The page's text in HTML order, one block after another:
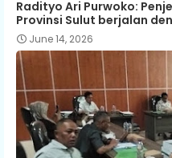
Radityo Ari Purwoko:
Provinsi Sulut berjalan
June 14, 2026